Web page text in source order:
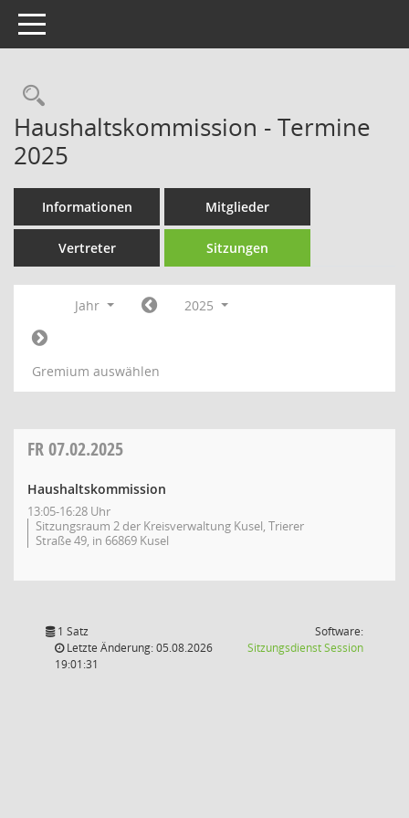
Toggle navigation
Rechercheauswahl
Haushaltskommission - Termine
2025
Informationen Mitglieder
Vertreter Sitzungen
Jahr 2025
Gremium auswählen
FR07.02.2025
Haushaltskommission
13:05-16:28 Uhr
Sitzungsraum 2 der Kreisverwaltung Kusel, Trierer
Straße 49, in 66869 Kusel
1 Satz
Letzte Änderung: 05.08.2026
19:01:31
Software:
SitzungsdienstSession(Wird in